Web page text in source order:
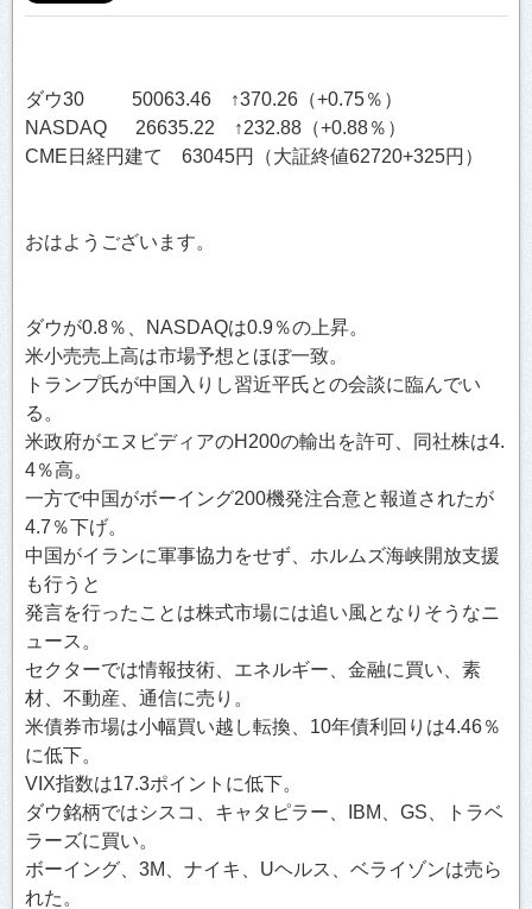
ダウ30 50063.46 ↑370.26（+0.75％）
NASDAQ 26635.22 ↑232.88（+0.88％）
CME日経円建て 63045円（大証終値62720+325円）
おはようございます。
ダウが0.8％、NASDAQは0.9％の上昇。
米小売売上高は市場予想とほぼ一致。
トランプ氏が中国入りし習近平氏との会談に臨んでい
る。
米政府がエヌビディアのH200の輸出を許可、同社株は4.
4％高。
一方で中国がボーイング200機発注合意と報道されたが
4.7％下げ。
中国がイランに軍事協力をせず、ホルムズ海峡開放支援
も行うと
発言を行ったことは株式市場には追い風となりそうなニ
ュース。
セクターでは情報技術、エネルギー、金融に買い、素
材、不動産、通信に売り。
米債券市場は小幅買い越し転換、10年債利回りは4.46％
に低下。
VIX指数は17.3ポイントに低下。
ダウ銘柄ではシスコ、キャタピラー、IBM、GS、トラベ
ラーズに買い。
ボーイング、3M、ナイキ、Uヘルス、ベライゾンは売ら
れた。